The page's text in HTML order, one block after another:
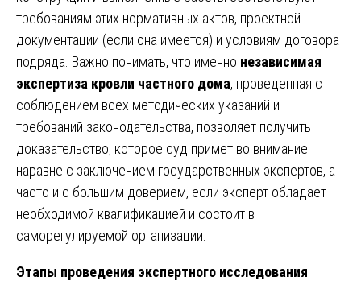
требованиям этих нормативных актов, проектной
документации (если она имеется) и условиям договора
подряда. Важно понимать, что именно независимая
экспертиза кровли частного дома, проведенная с
соблюдением всех методических указаний и
требований законодательства, позволяет получить
доказательство, которое суд примет во внимание
наравне с заключением государственных экспертов, а
часто и с большим доверием, если эксперт обладает
необходимой квалификацией и состоит в
саморегулируемой организации.
Этапы проведения экспертного исследования